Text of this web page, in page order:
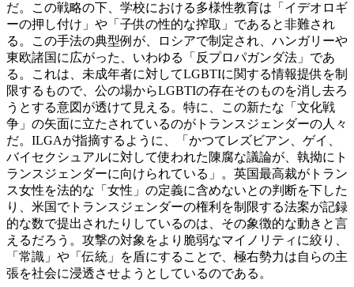
だ。この戦略の下、学校における多様性教育は「イデオロギ
ーの押し付け」や「子供の性的な搾取」であると非難され
る。この手法の典型例が、ロシアで制定され、ハンガリーや
東欧諸国に広がった、いわゆる「反プロパガンダ法」であ
る。これは、未成年者に対してLGBTIに関する情報提供を制
限するもので、公の場からLGBTIの存在そのものを消し去ろ
うとする意図が透けて見える。特に、この新たな「文化戦
争」の矢面に立たされているのがトランスジェンダーの人々
だ。ILGAが指摘するように、「かつてレズビアン、ゲイ、
バイセクシュアルに対して使われた陳腐な議論が、執拗にト
ランスジェンダーに向けられている」。英国最高裁がトラン
ス女性を法的な「女性」の定義に含めないとの判断を下した
り、米国でトランスジェンダーの権利を制限する法案が記録
的な数で提出されたりしているのは、その象徴的な動きと言
えるだろう。攻撃の対象をより脆弱なマイノリティに絞り、
「常識」や「伝統」を盾にすることで、極右勢力は自らの主
張を社会に浸透させようとしているのである。